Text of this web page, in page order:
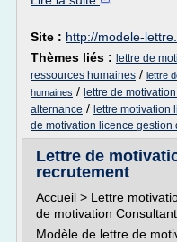
Site : http://modele-
Thèmes liés : lettre de
ressources humaines / lettre
humaines / lettre de
alternance / lettre motivation
de motivation licence
Lettre de
recrutement
Accueil > Lettre
de motivation
Modèle de lettre de